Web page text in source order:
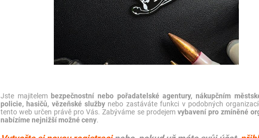
Jste majitelem bezpečnostní nebo pořadatelské agentury, nákupčním
policie, hasičů, vězeňské služby nebo zastáváte funkci v podobných
tento web určen právě pro Vás. Zabýváme se prodejem vybavení pro zmíněné
nabízíme nejnižší možné ceny.